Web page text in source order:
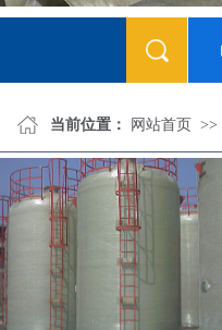
当前位置： 网站首页 >>